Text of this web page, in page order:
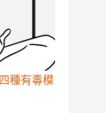
種有毒模